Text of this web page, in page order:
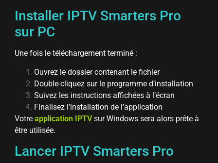
Installer IPTV Smarters Pro
sur PC
Une fois le téléchargement terminé :
Ouvrez le dossier contenant le fichier
Double-cliquez sur le programme d’installation
Suivez les instructions affichées à l’écran
Finalisez l’installation de l’application
Votre application IPTVsur Windows sera alors prête à
être utilisée.
Lancer IPTV Smarters Pro